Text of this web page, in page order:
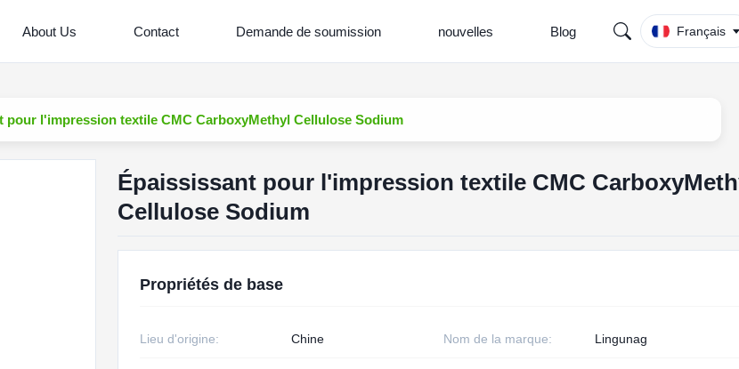
About Us Contact Demande de soumission nouvelles Blog Français
pour l'impression textile CMC CarboxyMethyl Cellulose Sodium
Épaississant pour l'impression textile CMC
Cellulose Sodium
Propriétés de base
Lieu d'origine: Chine Nom de la marque: Lingunag